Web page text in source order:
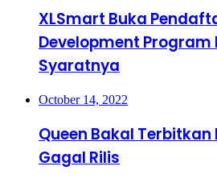
XLSmart Buka
Development Program
Syaratnya
October 14, 2022
Queen Bakal Terbitkan
Gagal Rilis